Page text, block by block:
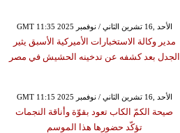
GMT 11:35 2025 الأحد ,16 تشرين الثاني / نوفمبر
مدير وكالة الاستخبارات الأميركية الأسبق يثير
الجدل بعد كشفه عن تدخينه الحشيش في مصر
GMT 11:15 2025 الأحد ,16 تشرين الثاني / نوفمبر
صيحة الكمّ الكاب تعود بقوّة وأناقة النجمات
تؤكّد حضورها هذا الموسم